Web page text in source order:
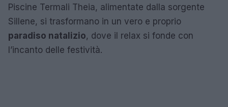
Piscine Termali Theia, alimentate dalla sorgente
Sillene, si trasformano in un vero e proprio
paradiso natalizio, dove il relax si fonde con
l’incanto delle festività.